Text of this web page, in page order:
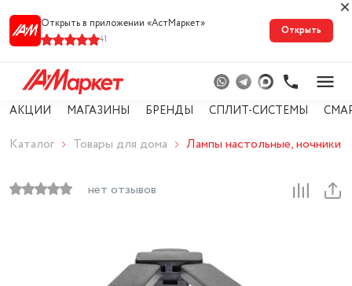
Открыть в приложении «АстМарке‪т‬»
41
Открыть
АКЦИИ МАГАЗИНЫ БРЕНДЫ СПЛИТ-СИСТЕМЫ
Каталог Товары для дома Лампы настольные, ночники
нет отзывов